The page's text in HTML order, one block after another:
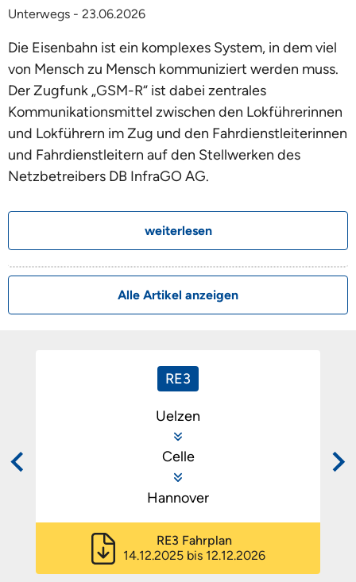
Unterwegs - 23.06.2026
Die Eisenbahn ist ein komplexes System, in dem viel
von Mensch zu Mensch kommuniziert werden muss.
Der Zugfunk „GSM-R“ ist dabei zentrales
Kommunikationsmittel zwischen den Lokführerinnen
und Lokführern im Zug und den Fahrdienstleiterinnen
und Fahrdienstleitern auf den Stellwerken des
Netzbetreibers DB InfraGO AG.
weiterlesen
Alle Artikel anzeigen
RE3
Uelzen
Celle
Hannover
RE3 Fahrplan
14.12.2025 bis 12.12.2026